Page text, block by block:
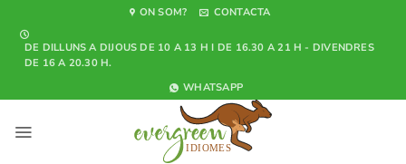
content
ON SOM? CONTACTA
DE DILLUNS A DIJOUS DE 10 A 13 H I DE 16.30 A 21 H - DIVENDRES
DE 16 A 20.30 H.
WHATSAPP